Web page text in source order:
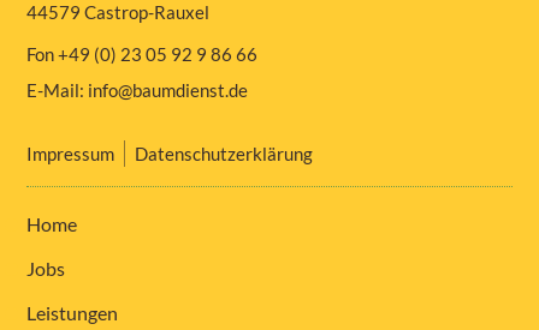
44579 Castrop-Rauxel
Fon +49 (0) 23 05 92 9 86 66
E-Mail: info@baumdienst.de
Impressum Datenschutzerklärung
Home
Jobs
Leistungen